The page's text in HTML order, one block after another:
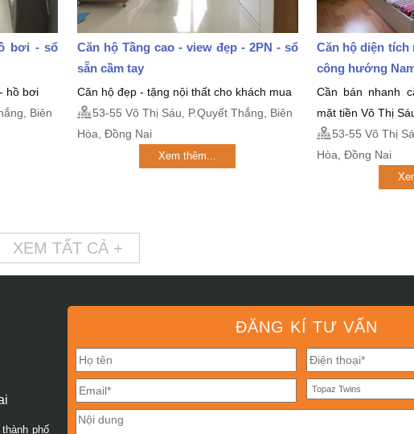
bơi - sổ
hồ bơi
Biên
Căn hộ Tầng cao - view đẹp - 2PN - sổ
sẵn cầm tay
Căn hộ đẹp - tặng nội thất cho khách mua
53-55 Võ Thị Sáu, P.Quyết Thắng, Biên
Hòa, Đồng Nai
Xem thêm...
Căn hộ diện tích
công hướng
Cần bán nhanh
mặt tiền Võ Thị
53-55 Võ Thị
Hòa, Đồng Nai
XEM TẤT CẢ +
ĐĂNG KÍ TƯ VẤN
phố